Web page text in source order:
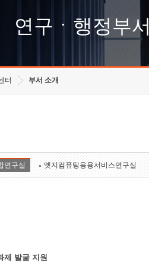
고객의소리
수의계약 현황
연구ㆍ행정부서
터 부서 소개
연구실 엣지컴퓨팅응용서비스연구실
제 발굴 지원